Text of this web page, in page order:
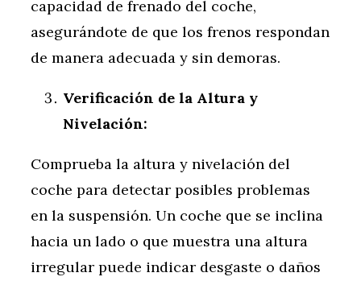
capacidad de frenado del coche,
asegurándote de que los frenos respondan
de manera adecuada y sin demoras.
Verificación de la Altura y
Nivelación:
Comprueba la altura y nivelación del
coche para detectar posibles problemas
en la suspensión. Un coche que se inclina
hacia un lado o que muestra una altura
irregular puede indicar desgaste o daños